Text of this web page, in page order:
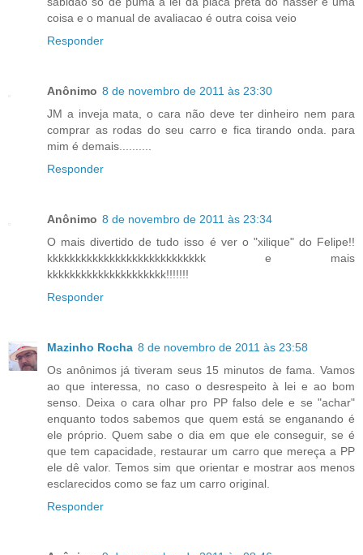
coisa e o manual de avaliacao é outra coisa veio
Responder
Anônimo 8 de novembro de 2011 às 23:30
JM a inveja mata, o cara não deve ter dinheiro nem para
comprar as rodas do seu carro e fica tirando onda. para
mim é demais..........
Responder
Anônimo 8 de novembro de 2011 às 23:34
O mais divertido de tudo isso é ver o "xilique" do Felipe!!
kkkkkkkkkkkkkkkkkkkkkkkkkkkk e mais
kkkkkkkkkkkkkkkkkkkkk!!!!!!!
Responder
Mazinho Rocha 8 de novembro de 2011 às 23:58
Os anônimos já tiveram seus 15 minutos de fama. Vamos
ao que interessa, no caso o desrespeito à lei e ao bom
senso. Deixa o cara olhar pro PP falso dele e se "achar"
enquanto todos sabemos que quem está se enganando é
ele próprio. Quem sabe o dia em que ele conseguir, se é
que tem capacidade, restaurar um carro que mereça a PP
ele dê valor. Temos sim que orientar e mostrar aos menos
esclarecidos como se faz um carro original.
Responder